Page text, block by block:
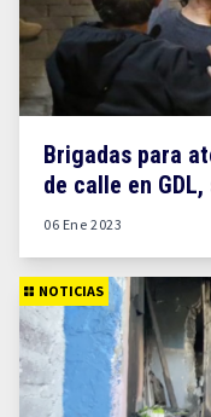
Brigadas para
de calle en
06 Ene 2023
NOTICIAS